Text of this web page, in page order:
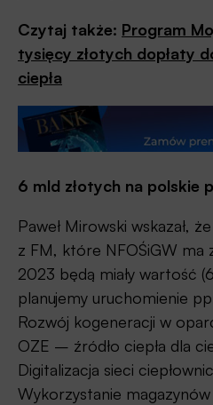
Czytaj także: Program
tysięcy złotych dopłaty
ciepła
6 mld złotych na polskie
Paweł Mirowski wskazał,
z FM, które NFOŚiGW ma
2023 będą miały wartość
planujemy uruchomienie
Rozwój kogeneracji w
OZE – źródło ciepła dla
Digitalizacja sieci
Wykorzystanie